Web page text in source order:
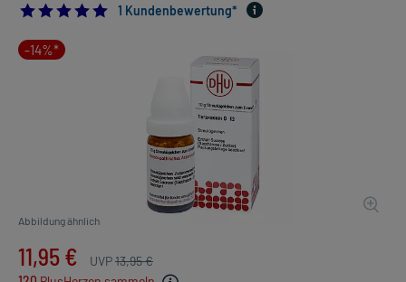
5.01 Kundenbewertung*
-14%*
Abbildung ähnlich
11,95 € UVP13,95 €